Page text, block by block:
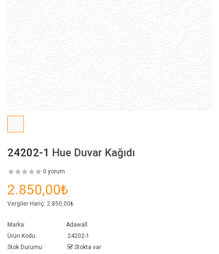
24202-1 Hue Duvar Kağıdı
0 yorum
2.850,00₺
Vergiler Hariç: 2.850,00₺
Marka:
Adawall
Ürün Kodu:
24202-1
Stok Durumu:
Stokta var